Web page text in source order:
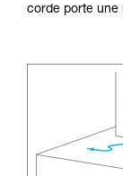
corde porte une